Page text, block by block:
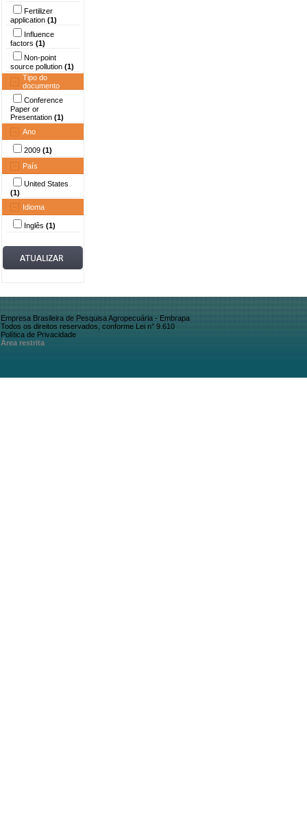
Fertilizer
application (1)
Influence
factors (1)
Non-point
source pollution (1)
Tipo do
documento
Conference
Paper or
Presentation (1)
Ano
2009 (1)
País
United States
(1)
Idioma
Inglês (1)
Empresa Brasileira de Pesquisa Agropecuária - Embrapa
Todos os direitos reservados, conforme Lei n° 9.610
Política de Privacidade
Área restrita